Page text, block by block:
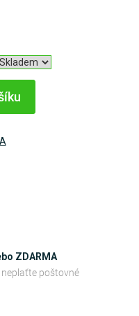
ZDARMA
neplaťte poštovné